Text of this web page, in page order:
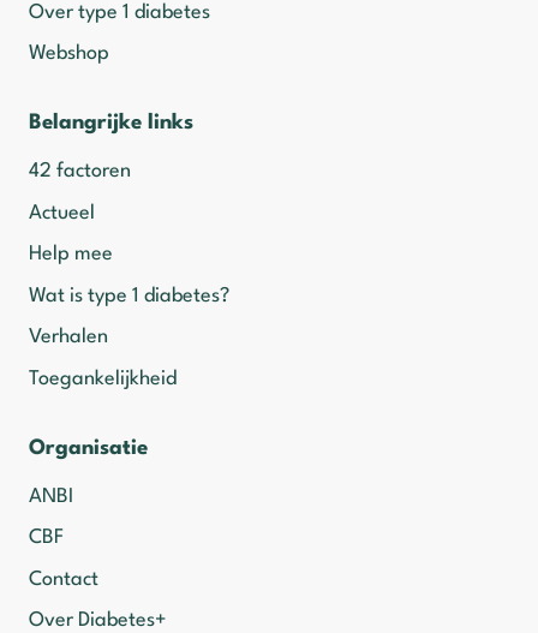
Over type 1 diabetes
Webshop
Belangrijke links
42 factoren
Actueel
Help mee
Wat is type 1 diabetes?
Verhalen
Toegankelijkheid
Organisatie
ANBI
CBF
Contact
Over Diabetes+